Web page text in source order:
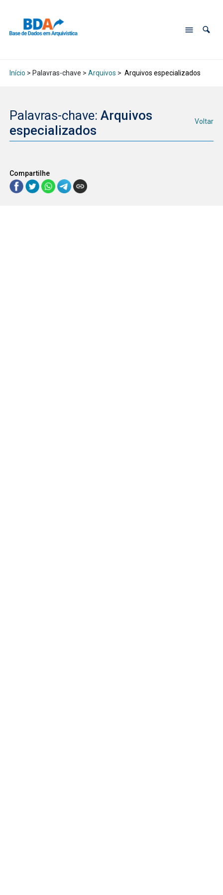
Início > Palavras-chave > Arquivos > Arquivos especializados
Palavras-chave: Arquivos
especializados
Voltar
Compartilhe